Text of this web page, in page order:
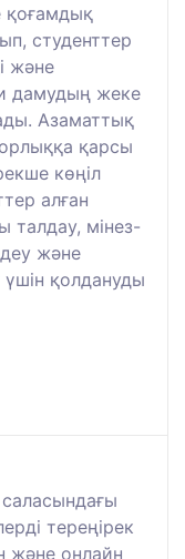
қоғамдық
студенттер
және
дамудың жеке
Азаматтық
қарсы
көңіл
алған
талдау, мінез-
және
қолдануды
тереңірек
және онлайн